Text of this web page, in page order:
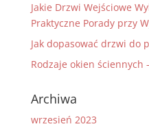
Jakie Drzwi Wejściowe
Praktyczne Porady przy
Jak dopasować drzwi do
Rodzaje okien ściennych
Archiwa
wrzesień 2023